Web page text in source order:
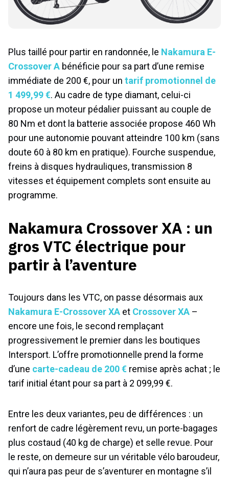
Plus taillé pour partir en randonnée, le Nakamura E-
Crossover A bénéficie pour sa part d’une remise
immédiate de 200 €, pour un tarif promotionnel de
1 499,99 €. Au cadre de type diamant, celui-ci
propose un moteur pédalier puissant au couple de
80 Nm et dont la batterie associée propose 460 Wh
pour une autonomie pouvant atteindre 100 km (sans
doute 60 à 80 km en pratique). Fourche suspendue,
freins à disques hydrauliques, transmission 8
vitesses et équipement complets sont ensuite au
programme.
Nakamura Crossover XA : un
gros VTC électrique pour
partir à l’aventure
Toujours dans les VTC, on passe désormais aux
Nakamura E-Crossover XA et Crossover XA –
encore une fois, le second remplaçant
progressivement le premier dans les boutiques
Intersport. L’offre promotionnelle prend la forme
d’une carte-cadeau de 200 € remise après achat ; le
tarif initial étant pour sa part à 2 099,99 €.
Entre les deux variantes, peu de différences : un
renfort de cadre légèrement revu, un porte-bagages
plus costaud (40 kg de charge) et selle revue. Pour
le reste, on demeure sur un véritable vélo baroudeur,
qui n’aura pas peur de s’aventurer en montagne s’il